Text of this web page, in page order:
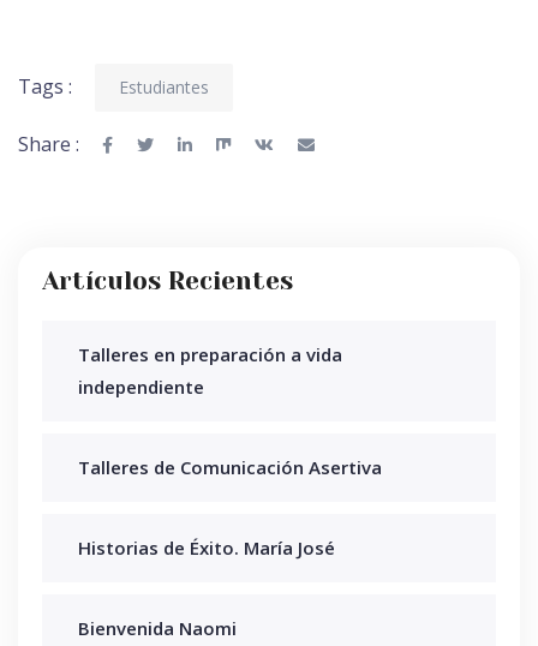
Tags : Estudiantes
Share :
Artículos Recientes
Talleres en preparación a vida
independiente
Talleres de Comunicación Asertiva
Historias de Éxito. María José
Bienvenida Naomi